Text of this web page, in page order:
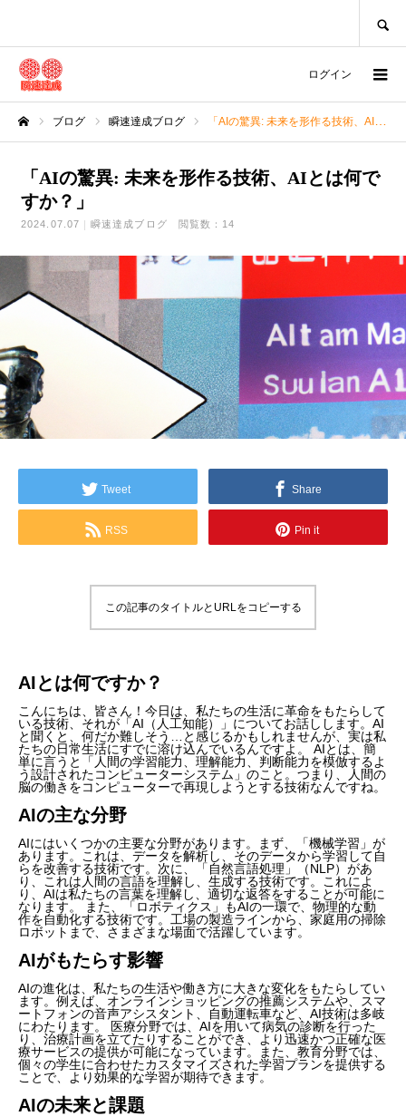
ログイン
ブログ 瞬速達成ブログ 「AIの驚異: 未来を形作る技術、AIとは何ですか？」
「AIの驚異: 未来を形作る技術、AIとは何で
すか？」
2024.07.07 瞬速達成ブログ 閲覧数：14
Tweet Share
RSS Pin it
この記事のタイトルとURLをコピーする
AIとは何ですか？
こんにちは、皆さん！今日は、私たちの生活に革命をもたらして
いる技術、それが「AI（人工知能）」についてお話しします。AI
と聞くと、何だか難しそう…と感じるかもしれませんが、実は私
たちの日常生活にすでに溶け込んでいるんですよ。 AIとは、簡
単に言うと「人間の学習能力、理解能力、判断能力を模倣するよ
う設計されたコンピューターシステム」のこと。つまり、人間の
脳の働きをコンピューターで再現しようとする技術なんですね。
AIの主な分野
AIにはいくつかの主要な分野があります。まず、「機械学習」が
あります。これは、データを解析し、そのデータから学習して自
らを改善する技術です。次に、「自然言語処理」（NLP）があ
り、これは人間の言語を理解し、生成する技術です。これによ
り、AIは私たちの言葉を理解し、適切な返答をすることが可能に
なります。 また、「ロボティクス」もAIの一環で、物理的な動
作を自動化する技術です。工場の製造ラインから、家庭用の掃除
ロボットまで、さまざまな場面で活躍しています。
AIがもたらす影響
AIの進化は、私たちの生活や働き方に大きな変化をもたらしてい
ます。例えば、オンラインショッピングの推薦システムや、スマ
ートフォンの音声アシスタント、自動運転車など、AI技術は多岐
にわたります。 医療分野では、AIを用いて病気の診断を行った
り、治療計画を立てたりすることができ、より迅速かつ正確な医
療サービスの提供が可能になっています。また、教育分野では、
個々の学生に合わせたカスタマイズされた学習プランを提供する
ことで、より効果的な学習が期待できます。
AIの未来と課題